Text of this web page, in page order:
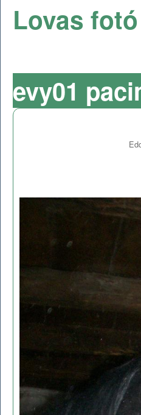
Lovas
evy01